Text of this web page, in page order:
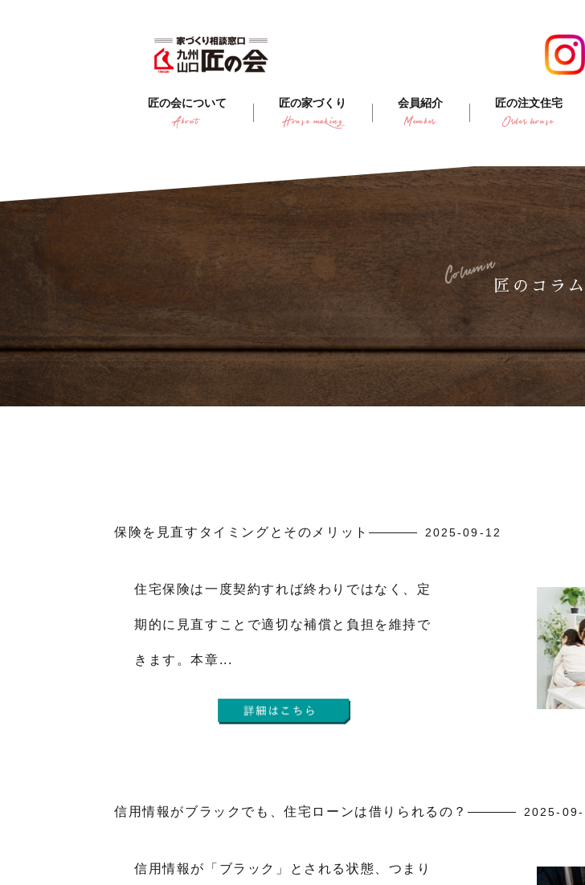
匠の会について
About
匠の家づくり
House making
会員紹介
Member
匠の注文住宅
Order house
匠のコラム
Column
保険を見直すタイミングとそのメリット 2025-09-12
住宅保険は一度契約すれば終わりではなく、定
期的に見直すことで適切な補償と負担を維持で
きます。本章...
信用情報がブラックでも、住宅ローンは借りられるの？ 2025-09-
信用情報が「ブラック」とされる状態、つまり